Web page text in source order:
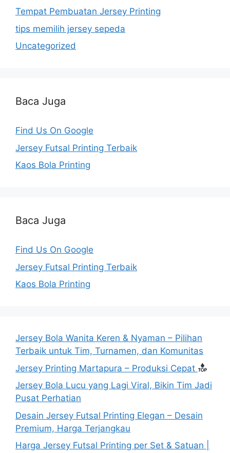
Tempat Pembuatan Jersey Printing
tips memilih jersey sepeda
Uncategorized
Baca Juga
Find Us On Google
Jersey Futsal Printing Terbaik
Kaos Bola Printing
Baca Juga
Find Us On Google
Jersey Futsal Printing Terbaik
Kaos Bola Printing
Jersey Bola Wanita Keren & Nyaman – Pilihan
Terbaik untuk Tim, Turnamen, dan Komunitas
Jersey Printing Martapura – Produksi Cepat
Jersey Bola Lucu yang Lagi Viral, Bikin Tim Jadi
Pusat Perhatian
Desain Jersey Futsal Printing Elegan – Desain
Premium, Harga Terjangkau
Harga Jersey Futsal Printing per Set & Satuan |